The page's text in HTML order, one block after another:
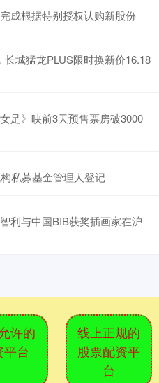
成根据特别授权认购新股份
城猛龙PLUS限时换新价16.18
足》映前3天预售票房破3000
私募基金管理人登记
利与中国BIB获奖插画家在沪
许的
平台
线上正规的
股票配资平
台